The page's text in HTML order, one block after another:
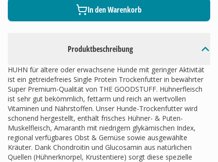
Produktbeschreibung
HUHN für ältere oder erwachsene Hunde mit geringer Aktivität
ist ein getreidefreies Single Protein Trockenfutter in bewährter
Super Premium-Qualität von THE GOODSTUFF. Hühnerfleisch
ist sehr gut bekömmlich, fettarm und reich an wertvollen
Vitaminen und Nährstoffen. Unser Hunde-Trockenfutter wird
schonend hergestellt, enthält frisches Hühner- & Puten-
Muskelfleisch, Amaranth mit niedrigem glykämischen Index,
regional verfügbares Obst & Gemüse sowie ausgewählte
Kräuter. Dank Chondroitin und Glucosamin aus natürlichen
Quellen (Hühnerknorpel, Krustentiere) sorgt diese spezielle
In den Warenkorb